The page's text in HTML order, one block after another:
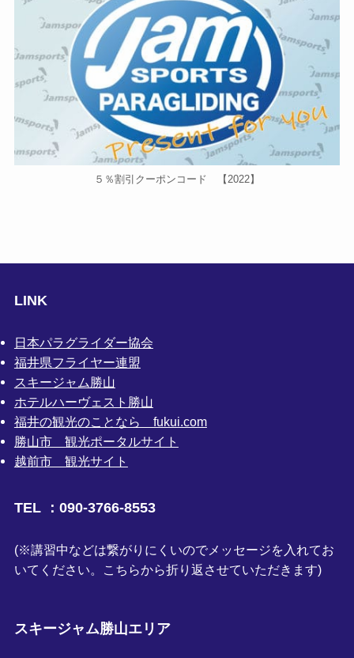
５％割引クーポンコード 【2022】
LINK
日本パラグライダー協会
福井県フライヤー連盟
スキージャム勝山
ホテルハーヴェスト勝山
福井の観光のことなら fukui.com
勝山市 観光ポータルサイト
越前市 観光サイト
TEL ：090-3766-8553
(※講習中などは繋がりにくいのでメッセージを入れてお
いてください。こちらから折り返させていただきます)
スキージャム勝山エリア